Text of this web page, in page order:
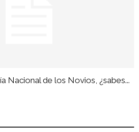
Nacional de los Novios, ¿sabes...